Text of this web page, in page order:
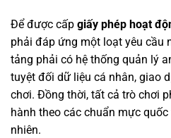
Để được cấp giấy phép hoạt
phải đáp ứng một loạt yêu cầu
tảng phải có hệ thống quản lý
tuyệt đối dữ liệu cá nhân, giao
chơi. Đồng thời, tất cả trò chơi
hành theo các chuẩn mực
nhiên.